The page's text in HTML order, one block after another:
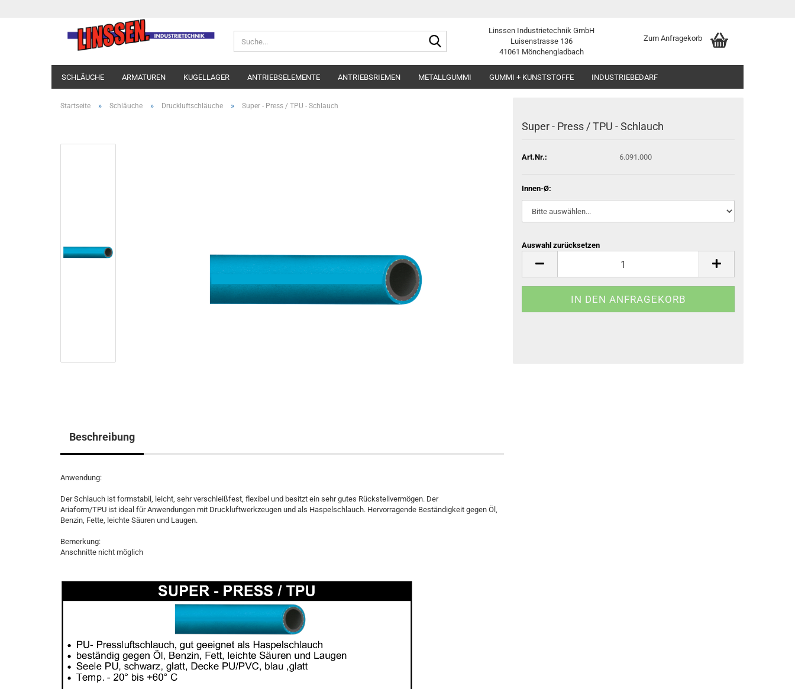
Linssen Industrietechnik GmbH
Luisenstrasse 136
41061 Mönchengladbach
Zum Anfragekorb
SCHLÄUCHE ARMATUREN KUGELLAGER ANTRIEBSELEMENTE ANTRIEBSRIEMEN METALLGUMMI GUMMI + KUNSTSTOFFE INDUSTRIEBEDARF
Startseite » Schläuche » Druckluftschläuche » Super - Press / TPU - Schlauch
Super - Press / TPU - Schlauch
Art.Nr.: 6.091.000
Innen-Ø:
Auswahl zurücksetzen
Beschreibung
Anwendung:
Der Schlauch ist formstabil, leicht, sehr verschleißfest, flexibel und besitzt ein sehr gutes Rückstellvermögen. Der
Ariaform/TPU ist ideal für Anwendungen mit Druckluftwerkzeugen und als Haspelschlauch. Hervorragende Beständigkeit gegen Öl,
Benzin, Fette, leichte Säuren und Laugen.
Bemerkung:
Anschnitte nicht möglich